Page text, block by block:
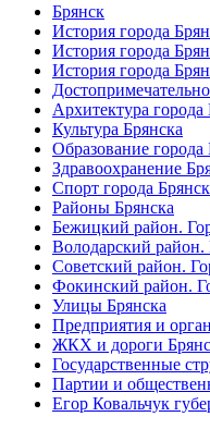
Брянск
История города
История города
История города
Архитектура города
Культура Брянска
Образование города
Здравоохранение
Спорт города
Районы Брянска
Бежицкий район.
Володарский район.
Советский район.
Фокинский район.
Улицы Брянска
Предприятия и
ЖКХ и дороги
Государственные
Партии и
Егор Ковальчук